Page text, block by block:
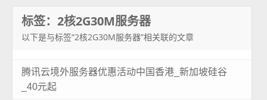
标签：2核2G30M服务器
以下是与标签“2核2G30M服务器”相关联的文章
腾讯云境外服务器优惠活动中国香港_新加坡硅谷
_40元起